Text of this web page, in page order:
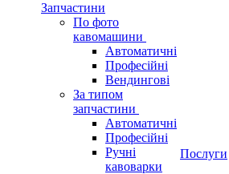
Запчастини
По фото
кавомашини
Автоматичні
Професійні
Вендингові
За типом
запчастини
Автоматичні
Професійні
Ручні
кавоварки
Послуги